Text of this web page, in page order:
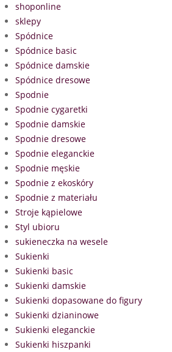
shoponline
sklepy
Spódnice
Spódnice basic
Spódnice damskie
Spódnice dresowe
Spodnie
Spodnie cygaretki
Spodnie damskie
Spodnie dresowe
Spodnie eleganckie
Spodnie męskie
Spodnie z ekoskóry
Spodnie z materiału
Stroje kąpielowe
Styl ubioru
sukieneczka na wesele
Sukienki
Sukienki basic
Sukienki damskie
Sukienki dopasowane do figury
Sukienki dzianinowe
Sukienki eleganckie
Sukienki hiszpanki